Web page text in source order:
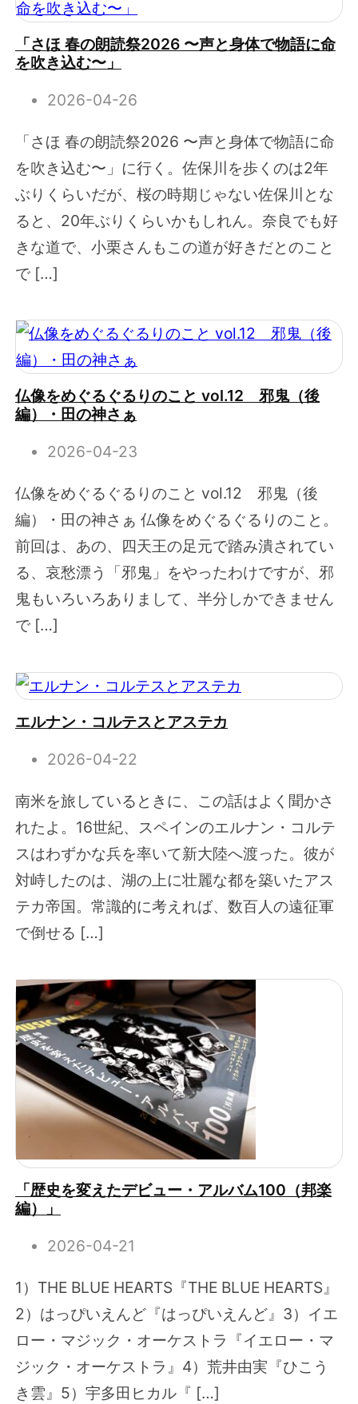
「さほ 春の朗読祭2026 〜声と身体で物語に命
を吹き込む〜」
2026-04-26
「さほ 春の朗読祭2026 〜声と身体で物語に命
を吹き込む〜」に行く。佐保川を歩くのは2年
ぶりくらいだが、桜の時期じゃない佐保川とな
ると、20年ぶりくらいかもしれん。奈良でも好
きな道で、小栗さんもこの道が好きだとのこと
で […]
仏像をめぐるぐるりのこと vol.12 邪鬼（後
編）・田の神さぁ
2026-04-23
仏像をめぐるぐるりのこと vol.12 邪鬼（後
編）・田の神さぁ 仏像をめぐるぐるりのこと。
前回は、あの、四天王の足元で踏み潰されてい
る、哀愁漂う「邪鬼」をやったわけですが、邪
鬼もいろいろありまして、半分しかできません
で […]
エルナン・コルテスとアステカ
2026-04-22
南米を旅しているときに、この話はよく聞かさ
れたよ。16世紀、スペインのエルナン・コルテ
スはわずかな兵を率いて新大陸へ渡った。彼が
対峙したのは、湖の上に壮麗な都を築いたアス
テカ帝国。常識的に考えれば、数百人の遠征軍
で倒せる […]
「歴史を変えたデビュー・アルバム100（邦楽
編）」
2026-04-21
1）THE BLUE HEARTS『THE BLUE HEARTS』
2）はっぴいえんど『はっぴいえんど』3）イエ
ロー・マジック・オーケストラ『イエロー・マ
ジック・オーケストラ』4）荒井由実『ひこう
き雲』5）宇多田ヒカル『 […]